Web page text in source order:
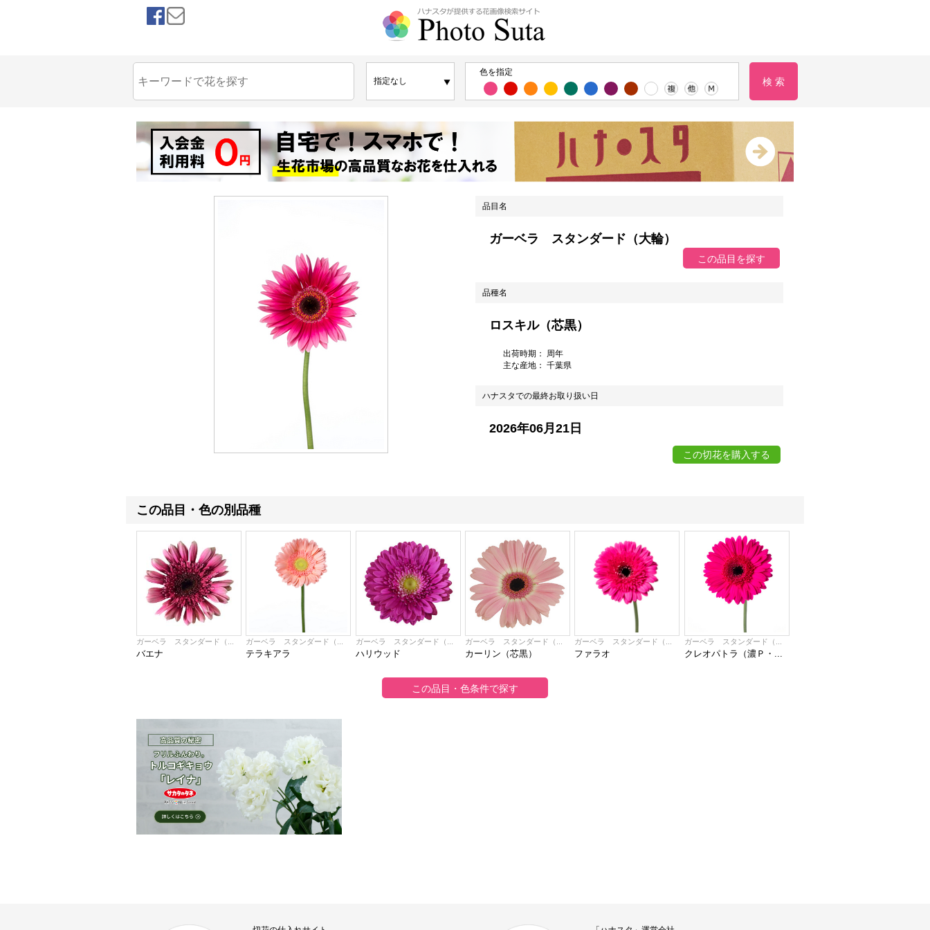
色を指定
品目名
ガーベラ スタンダード（大輪）
品種名
ロスキル（芯黒）
出荷時期： 周年
主な産地： 千葉県
ハナスタでの最終お取り扱い日
2026年06月21日
この切花を購入する
この品目・色の別品種
ガーベラ スタンダード（...
バエナ
ガーベラ スタンダード（...
テラキアラ
ガーベラ スタンダード（...
ハリウッド
ガーベラ スタンダード（...
カーリン（芯黒）
ガーベラ スタンダード（...
ファラオ
ガーベラ スタンダード（...
クレオパトラ（濃Ｐ・...